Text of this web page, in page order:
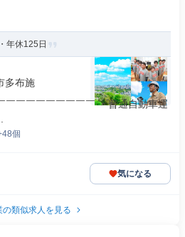
年休125日
多布施
￣￣￣￣￣￣￣￣￣ ・普通自動車運
個
気になる
の類似求人を見る